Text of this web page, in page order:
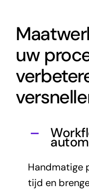
uw
Handmatige
tijd en